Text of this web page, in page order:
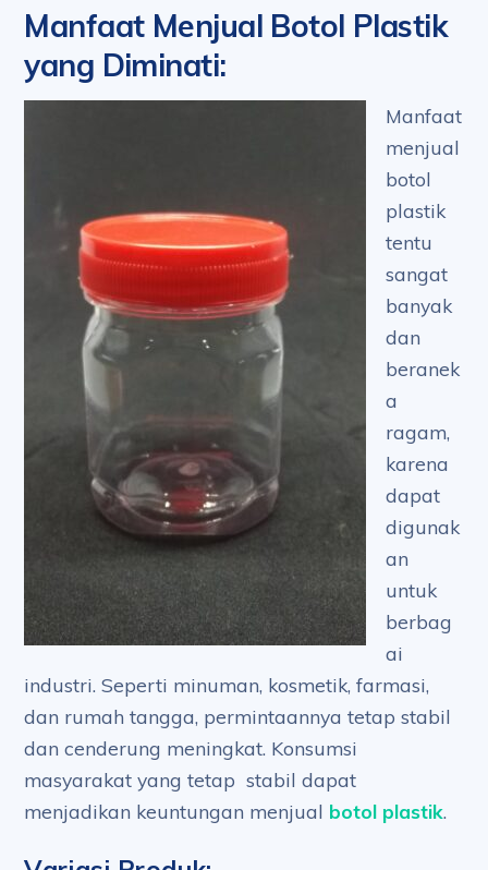
Manfaat Menjual Botol Plastik
yang Diminati:
Manfaat
menjual
botol
plastik
tentu
sangat
banyak
dan
beranek
a
ragam,
karena
dapat
digunak
an
untuk
berbag
ai
industri. Seperti minuman, kosmetik, farmasi,
dan rumah tangga, permintaannya tetap stabil
dan cenderung meningkat. Konsumsi
masyarakat yang tetap stabil dapat
menjadikan keuntungan menjual botol plastik.